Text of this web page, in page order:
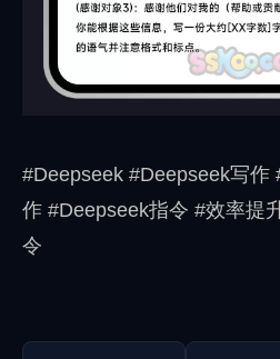
#Deepseek #Deepseek写作
作 #Deepseek指令 #效率提
令